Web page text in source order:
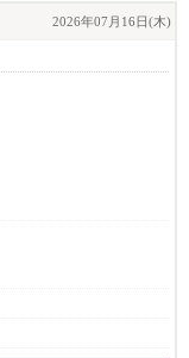
2026年07月16日(木)